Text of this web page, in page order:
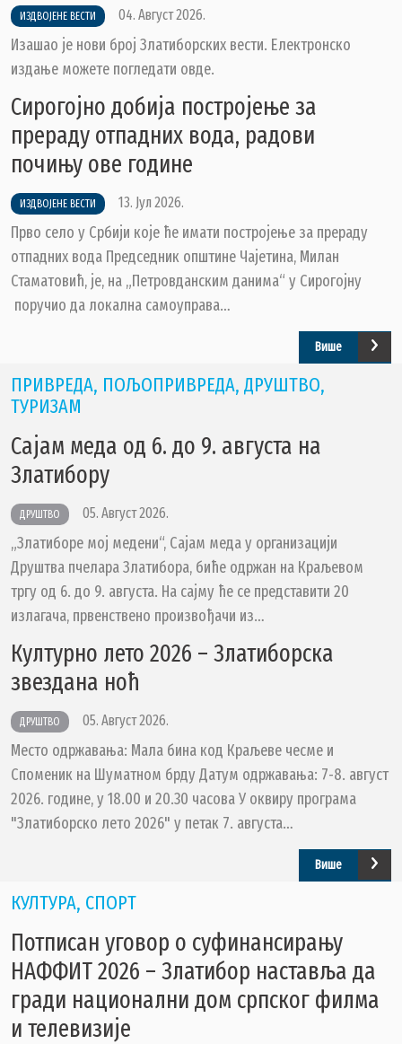
ОБРАЗОВАЊЕ
УДРУЖЕЊА И НВО
СКУПШТИНА
ПРЕДСЕДНИК
ОПШТИНСКО ВЕЋЕ
ОПШТИНСКА УПРАВА
ОПШТИНСКО ПРАВОБРАНИЛАШТВО
МЕСНЕ ЗАЈЕДНИЦЕ
ЈАВНА ПРЕДУЗЕЋА
КОМУНАЛНА МИЛИЦИЈА ОПШТИНЕ
УСЛУГЕ
ПОРТАЛ Е-УПРАВА
ВОДИЧ КРОЗ ЛОКАЛНУ УПРАВУ
ПИСАРНИЦА
ВИРТУЕЛНИ МАТИЧАР
КОНКУРСИ, ПОЗИВИ, ОБАВЕШТЕЊА
ПОДНОШЕЊЕ ЗАХТЕВА УРБАНИЗАМ
ИЗДВОЈЕНЕ ВЕСТИ 04. Август 2026.
Изашао је нови број Златиборских вести. Електронско
издање можете погледати овде.
Сирогојно добија постројење за
прераду отпадних вода, радови
почињу ове године
ИЗДВОЈЕНЕ ВЕСТИ 13. Јул 2026.
Прво село у Србији које ће имати постројење за прераду
отпадних вода Председник општине Чајетина, Милан
Стаматовић, је, на „Петровданским данима“ у Сирогојну
поручио да локална самоуправа…
Више
ПРИВРЕДА, ПОЉОПРИВРЕДА, ДРУШТВО,
ТУРИЗАМ
Сајам меда од 6. до 9. августа на
Златибору
ДРУШТВО 05. Август 2026.
„Златиборе мој медени“, Сајам меда у организацији
Друштва пчелара Златибора, биће одржан на Краљевом
тргу од 6. до 9. августа. На сајму ће се представити 20
излагача, првенствено произвођачи из…
Културно лето 2026 – Златиборска
звездана ноћ
ДРУШТВО 05. Август 2026.
Место одржавања: Мала бина код Краљеве чесме и
Споменик на Шуматном брду Датум одржавања: 7-8. август
2026. године, у 18.00 и 20.30 часова У оквиру програма
"Златиборско лето 2026" у петак 7. августа…
Више
КУЛТУРА, СПОРТ
Потписан уговор о суфинансирању
НАФФИТ 2026 – Златибор наставља да
гради национални дом српског филма
и телевизије